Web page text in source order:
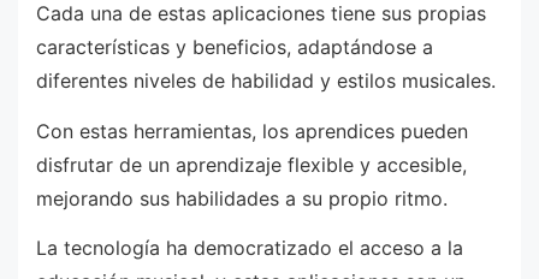
Cada una de estas aplicaciones tiene sus propias
características y beneficios, adaptándose a
diferentes niveles de habilidad y estilos musicales.
Con estas herramientas, los aprendices pueden
disfrutar de un aprendizaje flexible y accesible,
mejorando sus habilidades a su propio ritmo.
La tecnología ha democratizado el acceso a la